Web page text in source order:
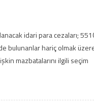
idari para cezaları;
bulunanlar hariç olmak
mazbatalarını ilgili seçim